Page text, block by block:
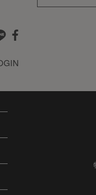
断した時は、その
明した場合は、た